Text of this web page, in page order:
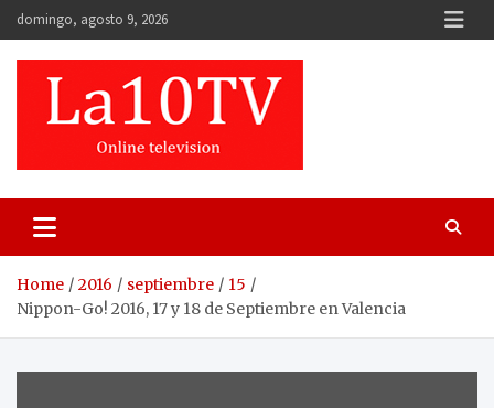
Skip
to
content
domingo, agosto 9, 2026
Home 2016 septiembre
15
Nippon-Go! 2016, 17 y 18 de Septiembre en Valencia